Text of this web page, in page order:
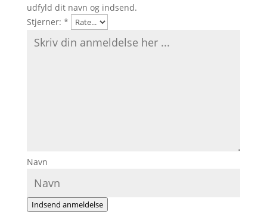
udfyld dit navn og indsend.
Stjerner: *
Navn
Indsend anmeldelse